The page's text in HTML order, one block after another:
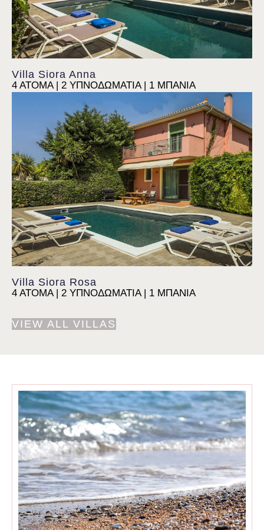
Villa Siora Anna
4 ΑΤΟΜΑ | 2 ΥΠΝΟΔΩΜΑΤΙΑ | 1 ΜΠΑΝΙΑ
Villa Siora Rosa
4 ΑΤΟΜΑ | 2 ΥΠΝΟΔΩΜΑΤΙΑ | 1 ΜΠΑΝΙΑ
VIEW ALL VILLAS